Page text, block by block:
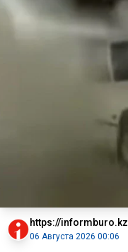
https://informburo.kz
06 Августа 2026 00:06